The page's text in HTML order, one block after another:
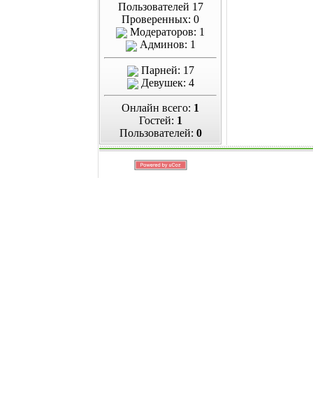
Пользователей 17
Проверенных: 0
Модераторов: 1
Админов: 1
Парней: 17
Девушек: 4
Онлайн всего: 1
Гостей: 1
Пользователей: 0